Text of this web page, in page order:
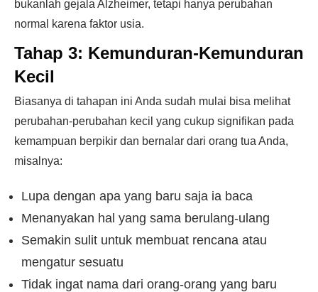
bukanlah gejala Alzheimer, tetapi hanya perubahan
normal karena faktor usia.
Tahap 3: Kemunduran-Kemunduran
Kecil
Biasanya di tahapan ini Anda sudah mulai bisa melihat
perubahan-perubahan kecil yang cukup signifikan pada
kemampuan berpikir dan bernalar dari orang tua Anda,
misalnya:
Lupa dengan apa yang baru saja ia baca
Menanyakan hal yang sama berulang-ulang
Semakin sulit untuk membuat rencana atau
mengatur sesuatu
Tidak ingat nama dari orang-orang yang baru